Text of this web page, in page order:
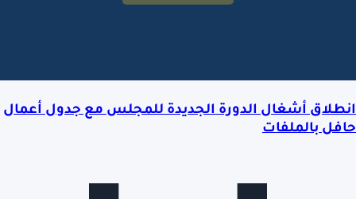
انطلاق أشغال الدورة الجديدة للمجلس مع جدول أعمال
حافل بالملفات